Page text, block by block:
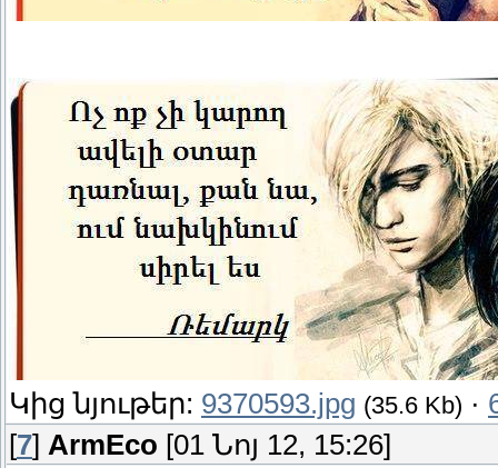
Կից նյութեր: 9370593.jpg (35.6 Kb) ·
[7] ArmEco [01 Նոյ 12, 15:26]